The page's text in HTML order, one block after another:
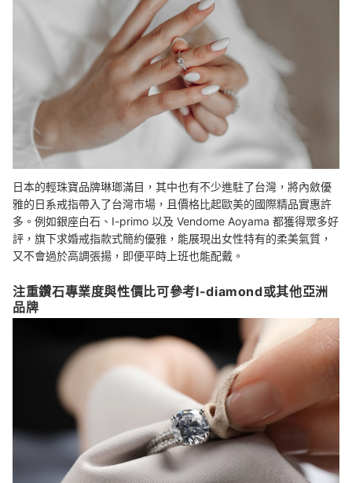
日本的輕珠寶品牌琳瑯滿目，其中也有不少進駐了台灣，將內斂優
雅的日系戒指帶入了台灣市場，且價格比起歐美的國際精品實惠許
多。例如銀座白石、I-primo 以及 Vendome Aoyama 都獲得眾多好
評，旗下求婚戒指款式簡約優雅，能展現出女性特有的柔美氣質，
又不會過於高調張揚，即便平時上班也能配戴。
注重鑽石專業度與性價比可參考I-diamond或其他亞洲
品牌